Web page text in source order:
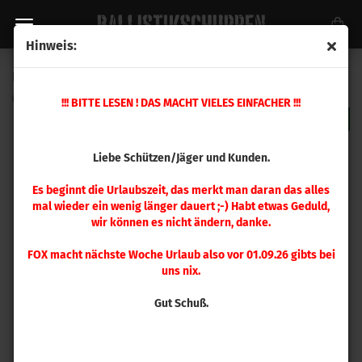
Hinweis:
!!! BITTE LESEN ! DAS MACHT VIELES EINFACHER !!!
Liebe Schützen/Jäger und Kunden.
Es beginnt die Urlaubszeit, das merkt man daran das alles
mal wieder ein wenig länger dauert ;-) Habt etwas Geduld,
wir können es nicht ändern, danke.
FOX macht nächste Woche Urlaub also vor 01.09.26 gibts bei
uns nix.
Gut Schuß.
99244)